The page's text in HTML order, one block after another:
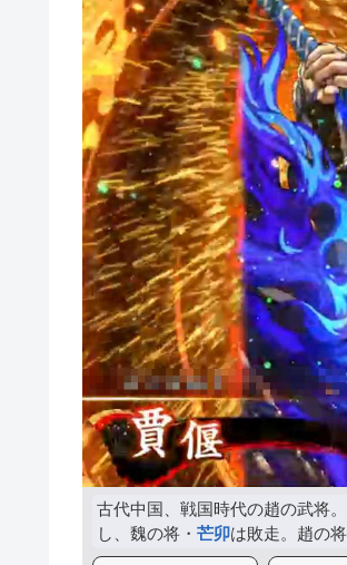
古代中国、戦国時代の趙の武将
し、魏の将・ 芒卯は敗走。趙の